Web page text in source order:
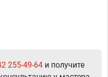
255-49-64 и получите